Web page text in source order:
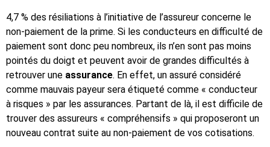
4,7 % des résiliations à l’initiative de l’assureur concerne le
non-paiement de la prime. Si les conducteurs en difficulté de
paiement sont donc peu nombreux, ils n’en sont pas moins
pointés du doigt et peuvent avoir de grandes difficultés à
retrouver une assurance. En effet, un assuré considéré
comme mauvais payeur sera étiqueté comme « conducteur
à risques » par les assurances. Partant de là, il est difficile de
trouver des assureurs « compréhensifs » qui proposeront un
nouveau contrat suite au non-paiement de vos cotisations.